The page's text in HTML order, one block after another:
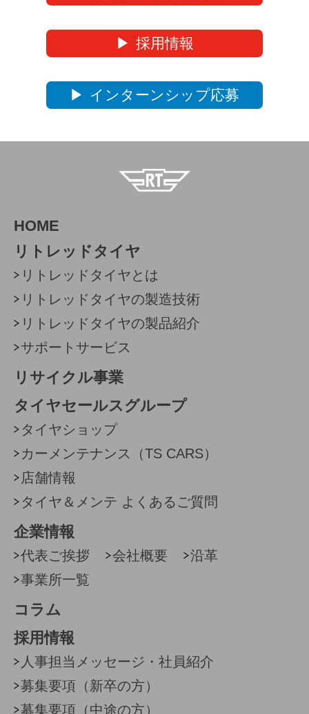
採用情報
インターンシップ応募
HOME
リトレッドタイヤ
リトレッドタイヤとは
リトレッドタイヤの製造技術
リトレッドタイヤの製品紹介
サポートサービス
リサイクル事業
タイヤセールスグループ
タイヤショップ
カーメンテナンス（TS CARS）
店舗情報
タイヤ＆メンテ よくあるご質問
企業情報
代表ご挨拶 会社概要
沿革
事業所一覧
コラム
採用情報
人事担当メッセージ・社員紹介
募集要項（新卒の方）
募集要項（中途の方）